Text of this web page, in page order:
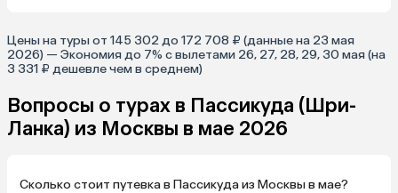
Цены на туры от 145 302 до 172 708 ₽ (данные на 23 мая
2026) — Экономия до 7% с вылетами 26, 27, 28, 29, 30 мая (на
3 331 ₽ дешевле чем в среднем)
Вопросы о турах в Пассикуда (Шри-
Ланка) из Москвы в мае 2026
Сколько стоит путевка в Пассикуда из Москвы в мае?